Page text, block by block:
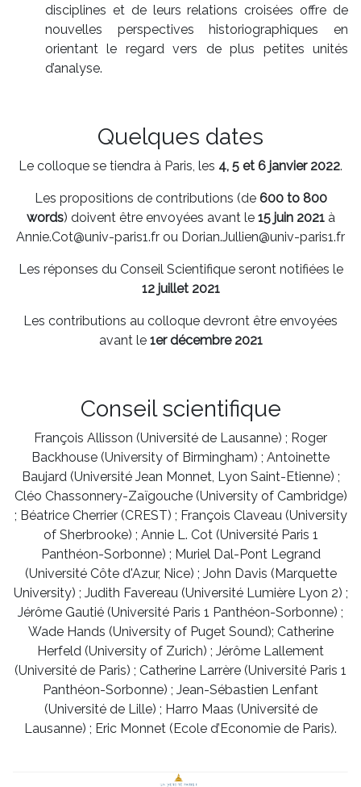
disciplines et de leurs relations croisées offre de
nouvelles perspectives historiographiques en
orientant le regard vers de plus petites unités
d’analyse.
Quelques dates
Le colloque se tiendra à Paris, les 4, 5 et 6 janvier 2022.
Les propositions de contributions (de 600 to 800
words) doivent être envoyées avant le 15 juin 2021à
Annie.Cot@univ-paris1.fr ou Dorian.Jullien@univ-paris1.fr
Les réponses du Conseil Scientifique seront notifiées le
12 juillet 2021
Les contributions au colloque devront être envoyées
avant le 1er décembre 2021
Conseil scientifique
François Allisson (Université de Lausanne) ; Roger
Backhouse (University of Birmingham) ; Antoinette
Baujard (Université Jean Monnet, Lyon Saint-Etienne) ;
Cléo Chassonnery-Zaïgouche (University of Cambridge)
; Béatrice Cherrier (CREST) ; François Claveau (University
of Sherbrooke) ; Annie L. Cot (Université Paris 1
Panthéon-Sorbonne) ; Muriel Dal-Pont Legrand
(Université Côte d'Azur, Nice) ; John Davis (Marquette
University) ; Judith Favereau (Université Lumière Lyon 2) ;
Jérôme Gautié (Université Paris 1 Panthéon-Sorbonne) ;
Wade Hands (University of Puget Sound); Catherine
Herfeld (University of Zurich) ; Jérôme Lallement
(Université de Paris) ; Catherine Larrère (Université Paris 1
Panthéon-Sorbonne) ; Jean-Sébastien Lenfant
(Université de Lille) ; Harro Maas (Université de
Lausanne) ; Eric Monnet (Ecole d’Economie de Paris).